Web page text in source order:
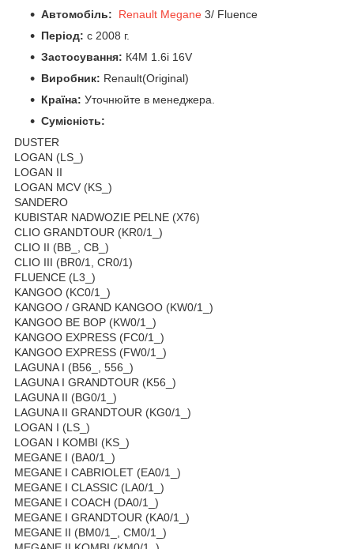
Автомобіль:
Renault Megane 3/ Fluence
Період: c 2008 г.
Застосування: К4М 1.6і 16V
Виробник: Renault(Original)
Країна: Уточнюйте в менеджера.
Сумісність:
DUSTER
LOGAN (LS_)
LOGAN II
LOGAN MCV (KS_)
SANDERO
KUBISTAR NADWOZIE PELNE (X76)
CLIO GRANDTOUR (KR0/1_)
CLIO II (BB_, CB_)
CLIO III (BR0/1, CR0/1)
FLUENCE (L3_)
KANGOO (KC0/1_)
KANGOO / GRAND KANGOO (KW0/1_)
KANGOO BE BOP (KW0/1_)
KANGOO EXPRESS (FC0/1_)
KANGOO EXPRESS (FW0/1_)
LAGUNA I (B56_, 556_)
LAGUNA I GRANDTOUR (K56_)
LAGUNA II (BG0/1_)
LAGUNA II GRANDTOUR (KG0/1_)
LOGAN I (LS_)
LOGAN I KOMBI (KS_)
MEGANE I (BA0/1_)
MEGANE I CABRIOLET (EA0/1_)
MEGANE I CLASSIC (LA0/1_)
MEGANE I COACH (DA0/1_)
MEGANE I GRANDTOUR (KA0/1_)
MEGANE II (BM0/1_, CM0/1_)